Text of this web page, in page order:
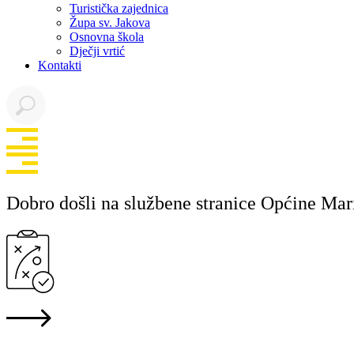
Turistička zajednica
Župa sv. Jakova
Osnovna škola
Dječji vrtić
Kontakti
Dobro došli na službene stranice Općine